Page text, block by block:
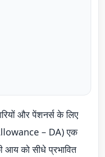
और पेंशनर्स के लिए
– DA) एक
आय को सीधे प्रभावित